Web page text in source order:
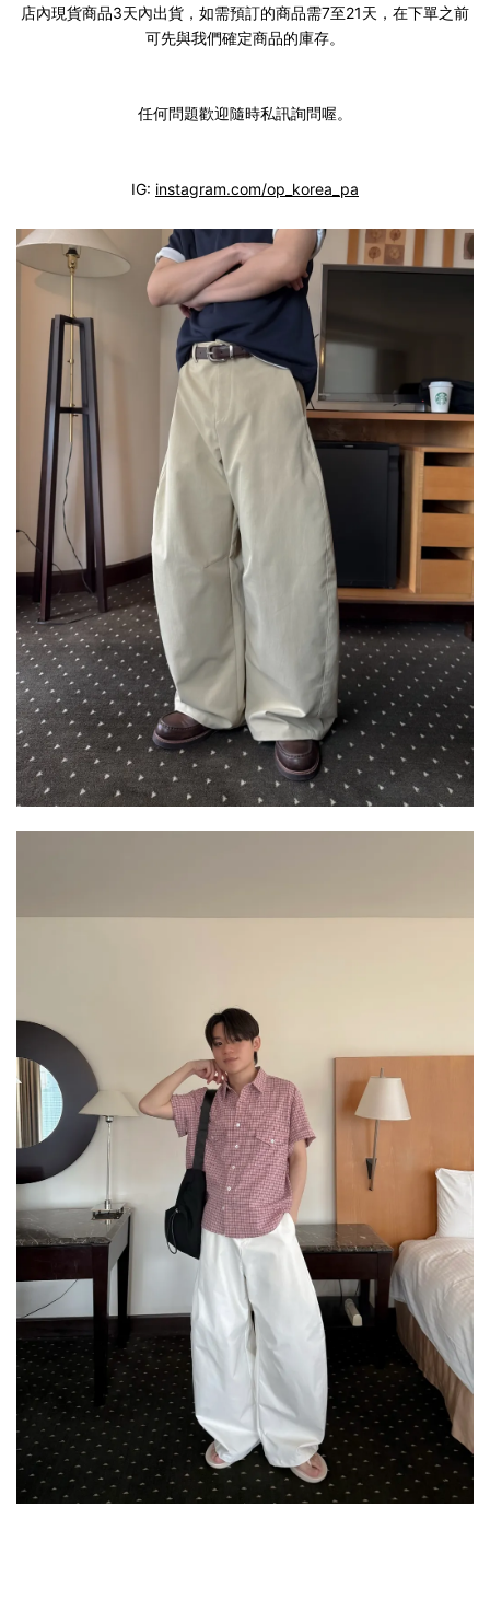
店內現貨商品3天內出貨，如需預訂的商品需7至21天，在下單之前
可先與我們確定商品的庫存。
任何問題歡迎隨時私訊詢問喔。
IG: instagram.com/op_korea_pa